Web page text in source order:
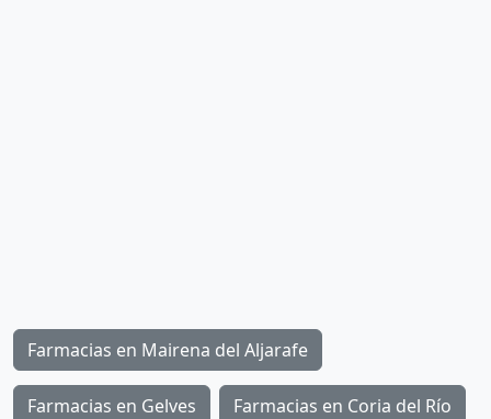
Farmacias en Mairena del Aljarafe
Farmacias en Gelves Farmacias en Coria del Río